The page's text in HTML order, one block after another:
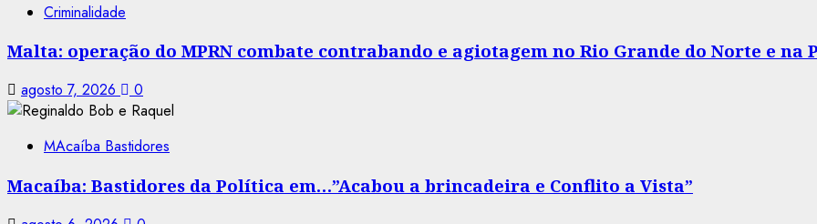
Criminalidade
Malta: operação do MPRN combate contrabando e agiotagem no Rio Grande do Norte e na
agosto 7, 2026 0
MAcaíba Bastidores
Macaíba: Bastidores da Política em…”Acabou a brincadeira e Conflito a Vista”